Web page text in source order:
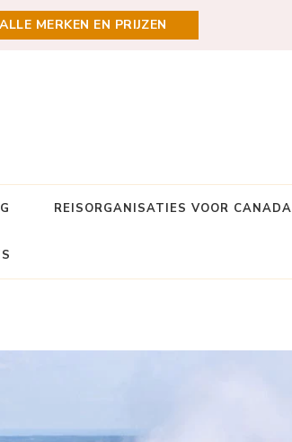
MERKEN EN PRIJZEN
REISORGANISATIES VOOR CANADA